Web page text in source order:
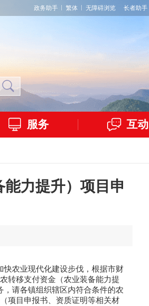
政务助手 繁体 无障碍浏览 长者助手
服务 互动
力提升）项目申
农业现代化建设步伐，根据市财
转移支付资金（农业装备能力提
请各镇组织辖区内符合条件的农
项目申报书、资质证明等相关材